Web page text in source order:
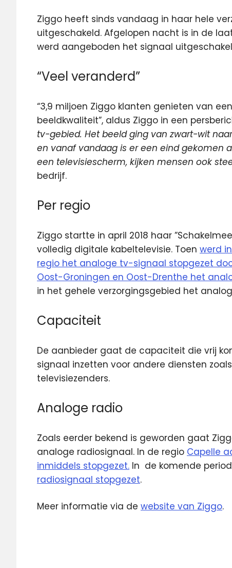
Ziggo heeft sinds vandaag in haar hele
uitgeschakeld. Afgelopen nacht is in de
werd aangeboden het signaal
“Veel veranderd”
“3,9 miljoen Ziggo klanten genieten van
beeldkwaliteit”, aldus Ziggo in een
tv-gebied. Het beeld ging van zwart-wit
en vanaf vandaag is er een eind gekomen
een televisiescherm, kijken mensen ook
bedrijf.
Per regio
Ziggo startte in april 2018 haar
volledig digitale kabeltelevisie. Toen werd
regio het analoge tv-signaal stopgezet
Oost-Groningen en Oost-Drenthe het
in het gehele verzorgingsgebied het
Capaciteit
De aanbieder gaat de capaciteit die vrij
signaal inzetten voor andere diensten zoals
televisiezenders.
Analoge radio
Zoals eerder bekend is geworden gaat
analoge radiosignaal. In de regio Capelle
inmiddels stopgezet. In de komende
radiosignaal stopgezet.
Meer informatie via de website van Ziggo.